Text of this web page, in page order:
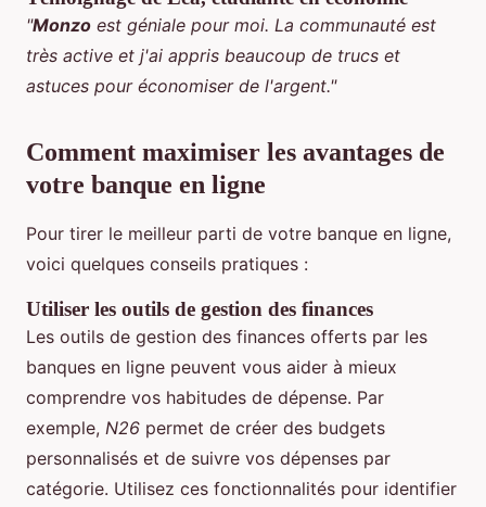
"Monzo est géniale pour moi. La communauté est
très active et j'ai appris beaucoup de trucs et
astuces pour économiser de l'argent."
Comment maximiser les avantages de
votre banque en ligne
Pour tirer le meilleur parti de votre banque en ligne,
voici quelques conseils pratiques :
Utiliser les outils de gestion des finances
Les outils de gestion des finances offerts par les
banques en ligne peuvent vous aider à mieux
comprendre vos habitudes de dépense. Par
exemple, N26 permet de créer des budgets
personnalisés et de suivre vos dépenses par
catégorie. Utilisez ces fonctionnalités pour identifier